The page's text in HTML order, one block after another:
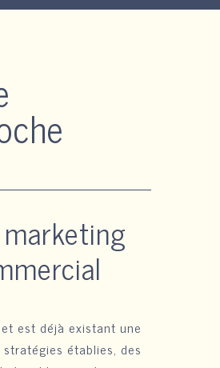
est déjà existant une
établies, des